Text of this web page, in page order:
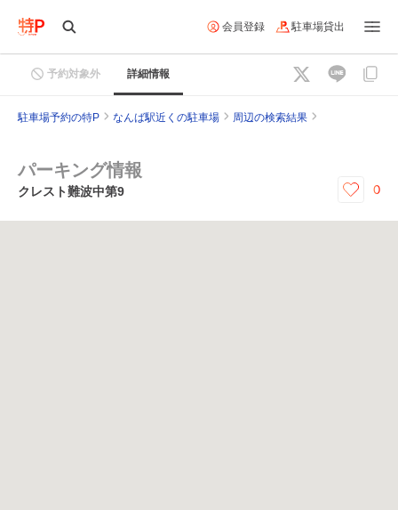
会員登録 駐車場貸出
予約対象外 詳細情報
駐車場予約の特P なんば駅近くの駐車場 周辺の検索結果
パーキング情報
クレスト難波中第9 0